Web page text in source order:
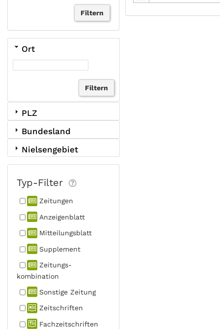
Ort
PLZ
Bundesland
Nielsengebiet
Typ-Filter
Zeitungen
Anzeigen­blatt
Mitteilungs­blatt
Supplement
Zeitungs­
kombination
Sonstige Zeitung
Zeitschriften
Fachzeit­schriften